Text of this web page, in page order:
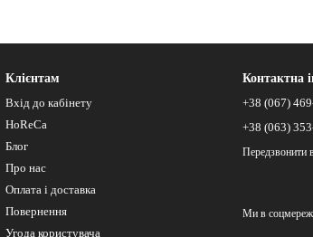
Клієнтам
Вхід до кабінету
HoReCa
Блог
Про нас
Оплата і доставка
Повернення
Угода користувача
Контактна
+38 (067)
+38 (063)
Передзвонити
Ми в